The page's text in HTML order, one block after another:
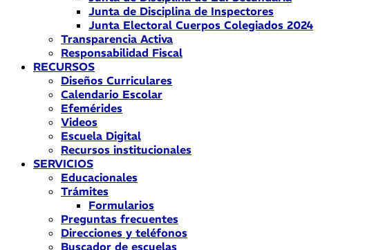
Junta de Disciplina de Inspectores
Junta Electoral Cuerpos Colegiados 2024
Transparencia Activa
Responsabilidad Fiscal
RECURSOS
Diseños Curriculares
Calendario Escolar
Efemérides
Videos
Escuela Digital
Recursos institucionales
SERVICIOS
Educacionales
Trámites
Formularios
Preguntas frecuentes
Direcciones y teléfonos
Buscador de escuelas